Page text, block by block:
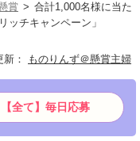
賞
合計1,000名様に当た
ッチキャンペーン」
新 ： ものりんず＠懸賞主婦
【全て】毎日応募